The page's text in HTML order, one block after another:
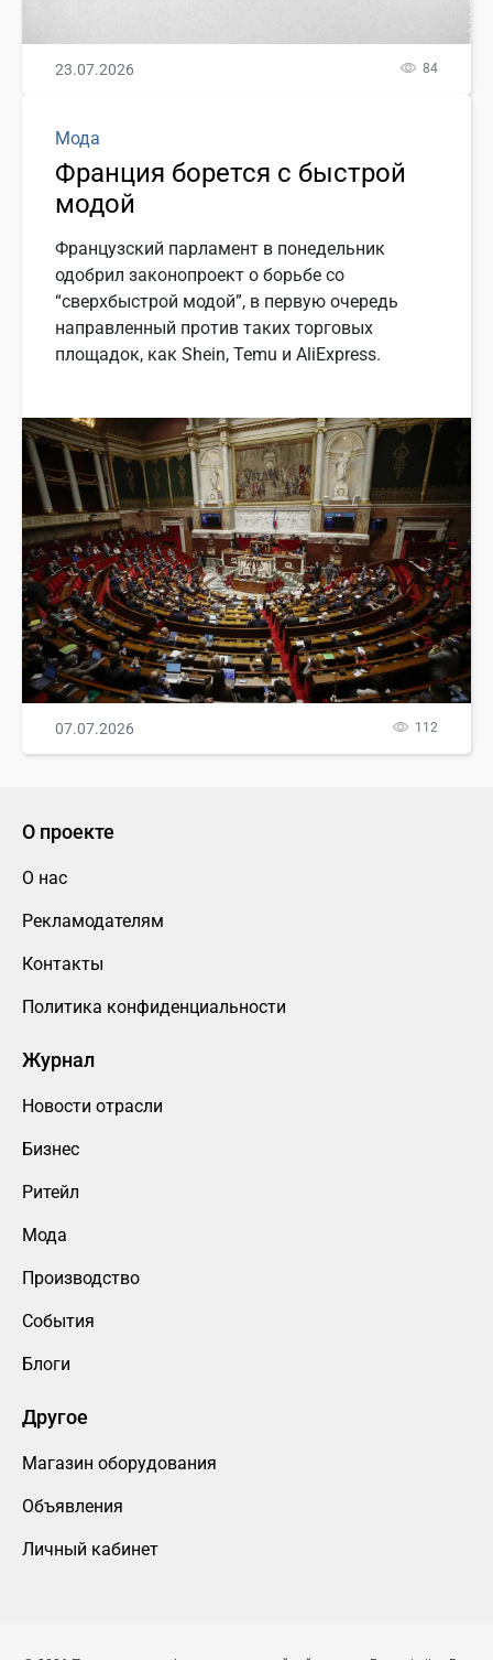
23.07.2026 84
Мода
Франция борется с быстрой
модой
Французский парламент в понедельник
одобрил законопроект о борьбе со
“сверхбыстрой модой”, в первую очередь
направленный против таких торговых
площадок, как Shein, Temu и AliExpress.
07.07.2026 112
О проекте
О нас
Рекламодателям
Контакты
Политика конфиденциальности
Журнал
Новости отрасли
Бизнес
Ритейл
Мода
Производство
События
Блоги
Другое
Магазин оборудования
Объявления
Личный кабинет